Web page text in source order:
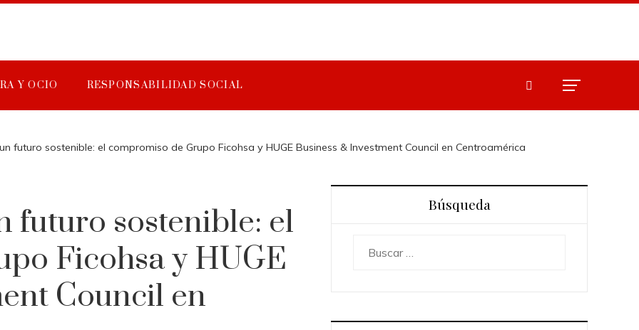
Y OCIO RESPONSABILIDAD SOCIAL
futuro sostenible: el compromiso de Grupo Ficohsa y HUGE Business & Investment Council en Centroamérica
futuro sostenible: el
Ficohsa y HUGE
Council en
Búsqueda